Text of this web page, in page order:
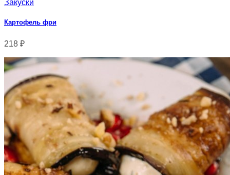
Закуски
Картофель фри
218 ₽